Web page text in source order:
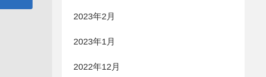
2023年2月
2023年1月
2022年12月